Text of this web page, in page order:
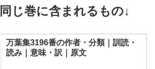
じ巻に含まれるもの↓
万葉集3196番の作者・分類｜訓読・
読み｜意味・訳｜原文